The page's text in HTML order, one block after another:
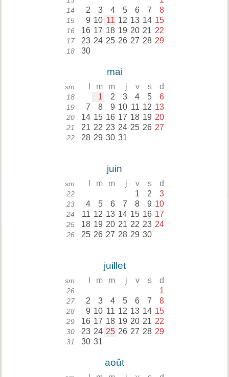
14 2 3 4 5 6 7 8
15 9 10 11 12 13 14 15
16 16 17 18 19 20 21 22
17 23 24 25 26 27 28 29
18 30
mai
sm m m j v s d
18 1 2 3 4 5 6
19 7 8 9 10 11 12 13
20 14 15 16 17 18 19 20
21 21 22 23 24 25 26 27
22 28 29 30 31
juin
sm m m j v s d
22 1 2 3
23 4 5 6 7 8 9 10
24 11 12 13 14 15 16 17
25 18 19 20 21 22 23 24
26 25 26 27 28 29 30
juillet
sm m m j v s d
26 1
27 2 3 4 5 6 7 8
28 9 10 11 12 13 14 15
29 16 17 18 19 20 21 22
30 23 24 25 26 27 28 29
31 30 31
août